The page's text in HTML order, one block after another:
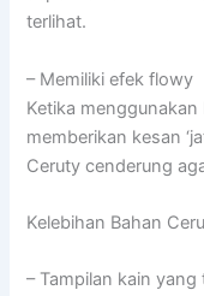
terlihat.
– Memiliki efek flowy
Ketika
memberikan kesan
Ceruty cenderung
Kelebihan Bahan
– Tampilan kain yang